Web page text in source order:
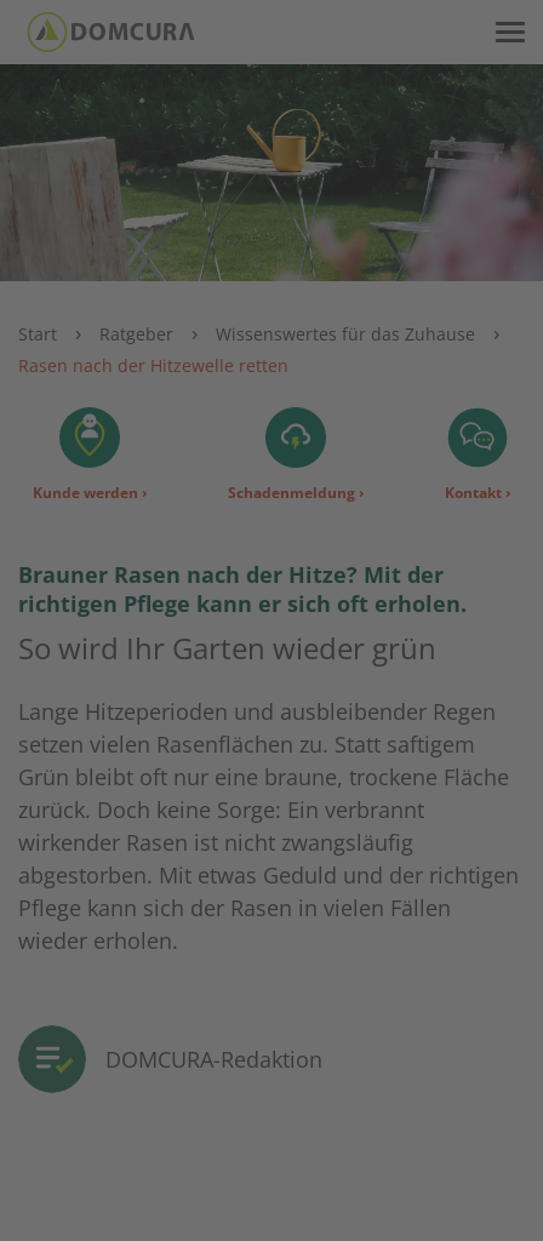
Start › Ratgeber › Wissenswertes für das Zuhause ›
Rasen nach der Hitzewelle retten
Kunde werden › Schadenmeldung › Kontakt ›
Brauner Rasen nach der Hitze? Mit der
richtigen Pflege kann er sich oft erholen.
So wird Ihr Garten wieder grün
Lange Hitzeperioden und ausbleibender Regen
setzen vielen Rasenflächen zu. Statt saftigem
Grün bleibt oft nur eine braune, trockene Fläche
zurück. Doch keine Sorge: Ein verbrannt
wirkender Rasen ist nicht zwangsläufig
abgestorben. Mit etwas Geduld und der richtigen
Pflege kann sich der Rasen in vielen Fällen
wieder erholen.
DOMCURA-Redaktion